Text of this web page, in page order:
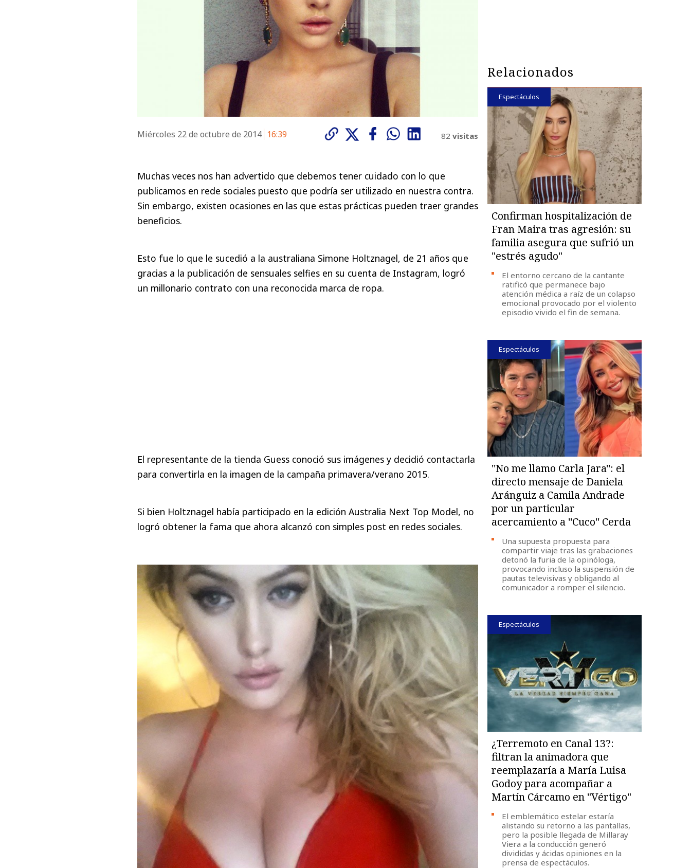
Miércoles 22 de octubre de 2014 16:39 82 visitas
Muchas veces nos han advertido que debemos tener cuidado con lo que
publicamos en rede sociales puesto que podría ser utilizado en nuestra contra.
Sin embargo, existen ocasiones en las que estas prácticas pueden traer grandes
beneficios.
Esto fue lo que le sucedió a la australiana Simone Holtznagel, de 21 años que
gracias a la publicación de sensuales selfies en su cuenta de Instagram, logró
un millonario contrato con una reconocida marca de ropa.
El representante de la tienda Guess conoció sus imágenes y decidió contactarla
para convertirla en la imagen de la campaña primavera/verano 2015.
Si bien Holtznagel había participado en la edición Australia Next Top Model, no
logró obtener la fama que ahora alcanzó con simples post en redes sociales.
Relacionados
Espectáculos
Confirman hospitalización de
Fran Maira tras agresión: su
familia asegura que sufrió un
"estrés agudo"
El entorno cercano de la cantante
ratificó que permanece bajo
atención médica a raíz de un colapso
emocional provocado por el violento
episodio vivido el fin de semana.
Espectáculos
''No me llamo Carla Jara'': el
directo mensaje de Daniela
Aránguiz a Camila Andrade
por un particular
acercamiento a ''Cuco'' Cerda
Una supuesta propuesta para
compartir viaje tras las grabaciones
detonó la furia de la opinóloga,
provocando incluso la suspensión de
pautas televisivas y obligando al
comunicador a romper el silencio.
Espectáculos
¿Terremoto en Canal 13?:
filtran la animadora que
reemplazaría a María Luisa
Godoy para acompañar a
Martín Cárcamo en "Vértigo"
El emblemático estelar estaría
alistando su retorno a las pantallas,
pero la posible llegada de Millaray
Viera a la conducción generó
divididas y ácidas opiniones en la
prensa de espectáculos.